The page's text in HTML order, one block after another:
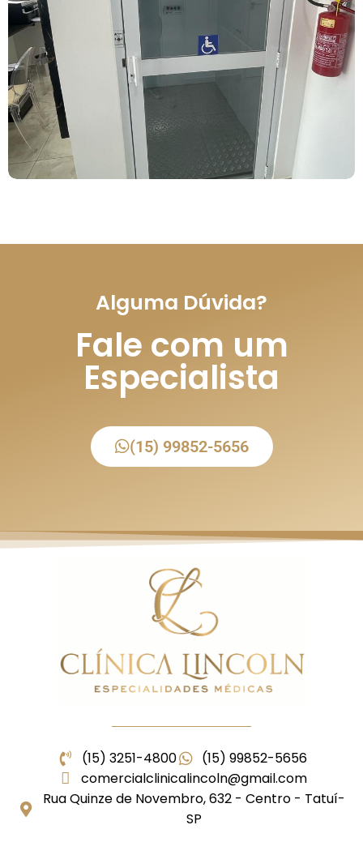
Alguma Dúvida?
Fale com um
Especialista
(15) 99852-5656
(15) 3251-4800
(15) 99852-5656
comercialclinicalincoln@gmail.com
Rua Quinze de Novembro, 632 - Centro - Tatuí-
SP